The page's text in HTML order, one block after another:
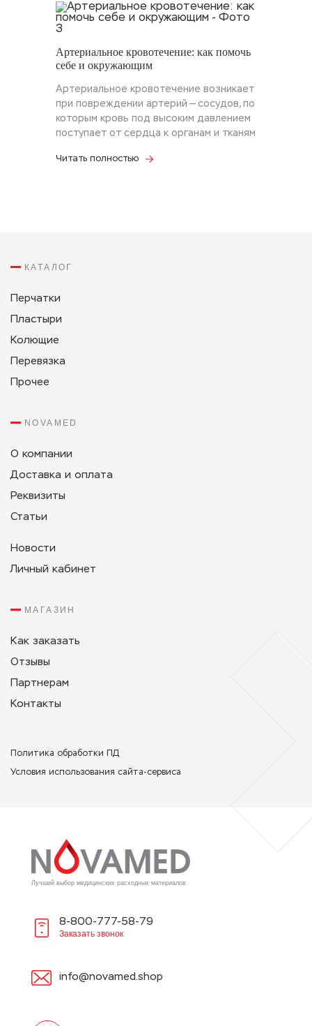
Артериальное кровотечение: как помочь
себе и окружающим
Артериальное кровотечение возникает
при повреждении артерий — сосудов, по
которым кровь под высоким давлением
поступает от сердца к органам и тканям
Читать полностью
Лучший выбор медицинских расходных материалов
8-800-777-58-79
Заказать звонок
info@novamed.shop
КАТАЛОГ
Перчатки
Пластыри
Колющие
Перевязка
Прочее
NOVAMED
О компании
Доставка и оплата
Реквизиты
Статьи
Новости
Личный кабинет
МАГАЗИН
Как заказать
Отзывы
Партнерам
Контакты
Политикa обработки ПД
Условия использования сайта-сервиса